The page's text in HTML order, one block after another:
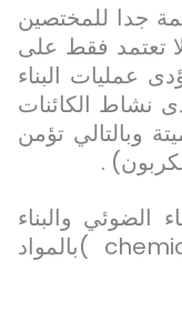
جدا للمختصين
لا تعتمد فقط على
عمليات البناء
نشاط الكائنات
وبالتالي تؤمن
.
الضوئي والبناء
)بالمواد